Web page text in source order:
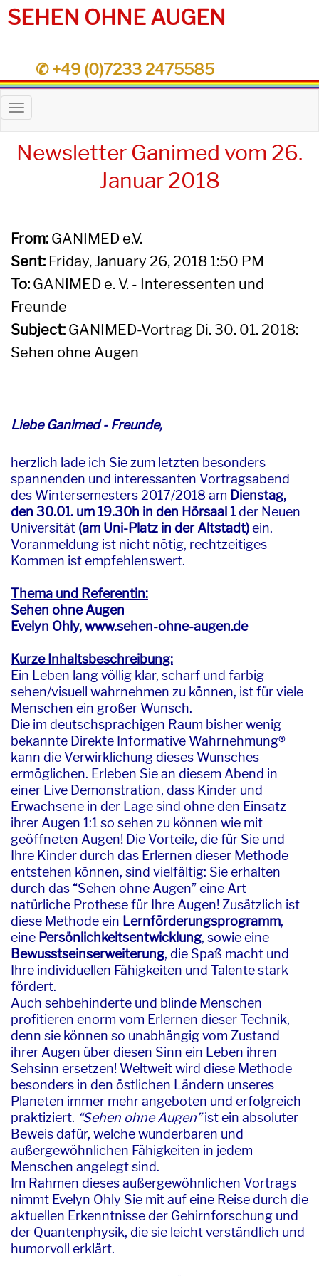
SEHEN OHNE AUGEN
✆ +49 (0)7233 2475585
Toggle
navigation
Newsletter Ganimed vom 26.
Januar 2018
From: GANIMED e.V.
Sent: Friday, January 26, 2018 1:50 PM
To: GANIMED e. V. - Interessenten und
Freunde
Subject: GANIMED-Vortrag Di. 30. 01. 2018:
Sehen ohne Augen
Liebe Ganimed - Freunde,
herzlich lade ich Sie zum letzten besonders
spannenden und interessanten Vortragsabend
des Wintersemesters 2017/2018 am Dienstag,
den 30.01. um 19.30h in den Hörsaal 1der Neuen
Universität (am Uni-Platz in der Altstadt)ein.
Voranmeldung ist nicht nötig, rechtzeitiges
Kommen ist empfehlenswert.
Thema und Referentin:
Sehen ohne Augen
Evelyn Ohly, www.sehen-ohne-augen.de
Kurze Inhaltsbeschreibung:
Ein Leben lang völlig klar, scharf und farbig
sehen/visuell wahrnehmen zu können, ist für viele
Menschen ein großer Wunsch.
Die im deutschsprachigen Raum bisher wenig
bekannte Direkte Informative Wahrnehmung®
kann die Verwirklichung dieses Wunsches
ermöglichen. Erleben Sie an diesem Abend in
einer Live Demonstration, dass Kinder und
Erwachsene in der Lage sind ohne den Einsatz
ihrer Augen 1:1 so sehen zu können wie mit
geöffneten Augen! Die Vorteile, die für Sie und
Ihre Kinder durch das Erlernen dieser Methode
entstehen können, sind vielfältig: Sie erhalten
durch das “Sehen ohne Augen” eine Art
natürliche Prothese für Ihre Augen! Zusätzlich ist
diese Methode ein Lernförderungsprogramm,
eine Persönlichkeitsentwicklung, sowie eine
Bewusstseinserweiterung, die Spaß macht und
Ihre individuellen Fähigkeiten und Talente stark
fördert.
Auch sehbehinderte und blinde Menschen
profitieren enorm vom Erlernen dieser Technik,
denn sie können so unabhängig vom Zustand
ihrer Augen über diesen Sinn ein Leben ihren
Sehsinn ersetzen! Weltweit wird diese Methode
besonders in den östlichen Ländern unseres
Planeten immer mehr angeboten und erfolgreich
praktiziert. “Sehen ohne Augen”ist ein absoluter
Beweis dafür, welche wunderbaren und
außergewöhnlichen Fähigkeiten in jedem
Menschen angelegt sind.
Im Rahmen dieses außergewöhnlichen Vortrags
nimmt Evelyn Ohly Sie mit auf eine Reise durch die
aktuellen Erkenntnisse der Gehirnforschung und
der Quantenphysik, die sie leicht verständlich und
humorvoll erklärt.